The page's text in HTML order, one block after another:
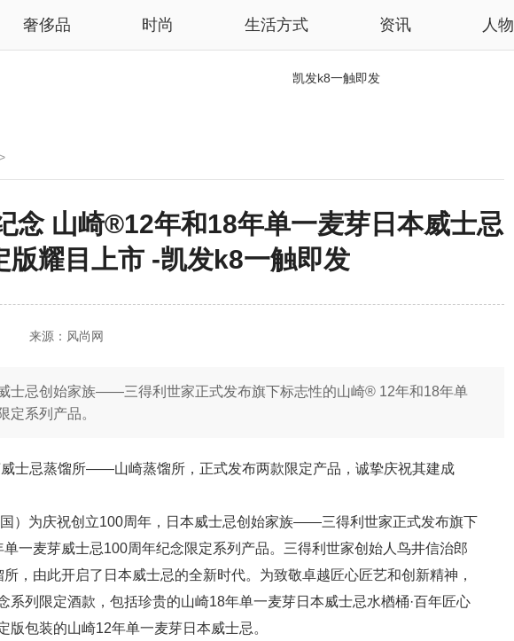
奢侈品 时尚 生活方式 资讯 人物
凯发k8一触即发
念 山崎®12年和18年单一麦芽日本威士忌
版耀目上市 -凯发k8一触即发
来源：风尚网
士忌创始家族——三得利世家正式发布旗下标志性的山崎® 12年和18年单
定系列产品。
士忌蒸馏所——山崎蒸馏所，正式发布两款限定产品，诚挚庆祝其建成
国）为庆祝创立100周年，日本威士忌创始家族——三得利世家正式发布旗下
一麦芽威士忌100周年纪念限定系列产品。三得利世家创始人鸟井信治郎
，由此开启了日本威士忌的全新时代。为致敬卓越匠心匠艺和创新精神，
系列限定酒款，包括珍贵的山崎18年单一麦芽日本威士忌水楢桶·百年匠心
版包装的山崎12年单一麦芽日本威士忌。